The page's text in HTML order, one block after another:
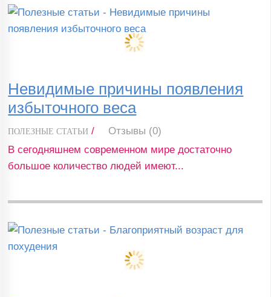
Невидимые причины появления
избыточного веса
ПОЛЕЗНЫЕ СТАТЬИ /
Отзывы (0)
В сегодняшнем современном мире достаточно
большое количество людей имеют...